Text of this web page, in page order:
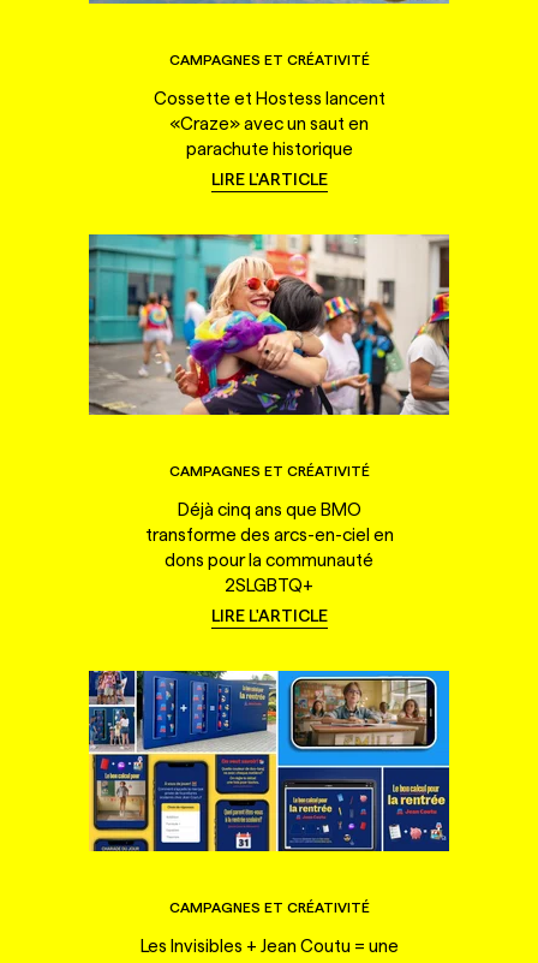
CAMPAGNES ET CRÉATIVITÉ
Cossette et Hostess lancent
«Craze» avec un saut en
parachute historique
LIRE L'ARTICLE
CAMPAGNES ET CRÉATIVITÉ
Déjà cinq ans que BMO
transforme des arcs-en-ciel en
dons pour la communauté
2SLGBTQ+
LIRE L'ARTICLE
CAMPAGNES ET CRÉATIVITÉ
Les Invisibles + Jean Coutu = une